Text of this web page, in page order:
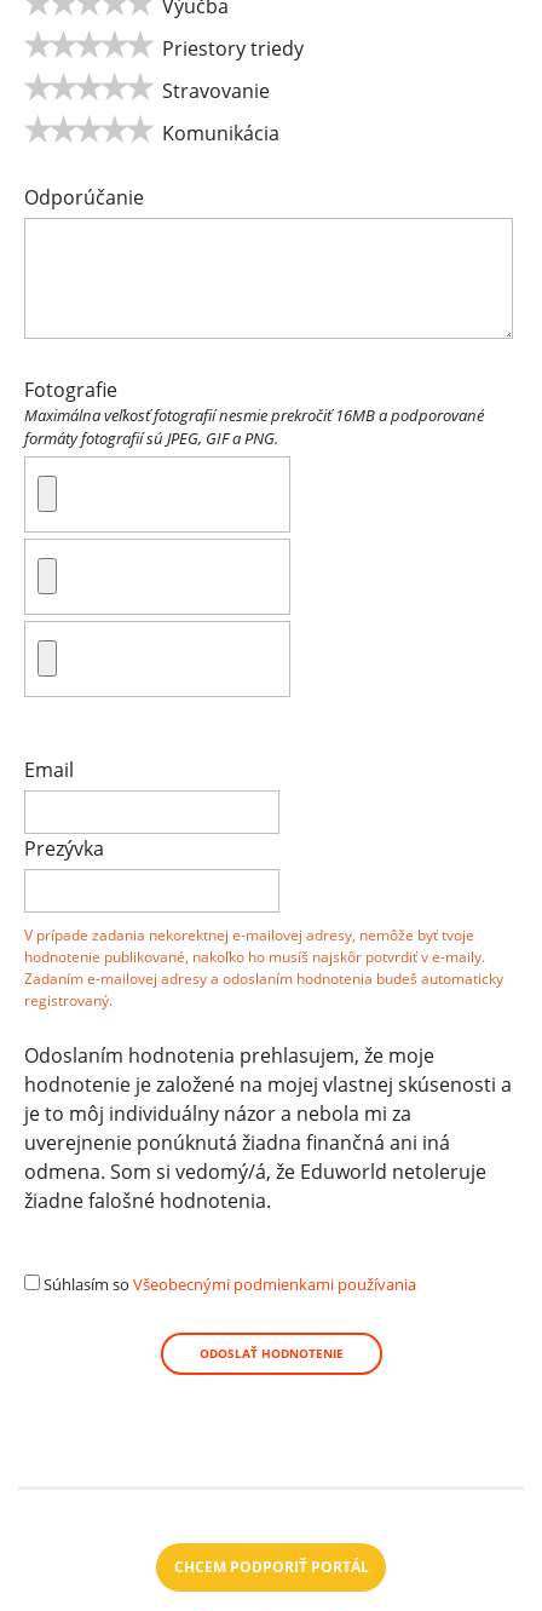
Výučba
Priestory triedy
Stravovanie
Komunikácia
Odporúčanie
Fotografie
Maximálna veľkosť fotografií nesmie prekročiť 16MB a podporované
formáty fotografií sú JPEG, GIF a PNG.
Email
Prezývka
V prípade zadania nekorektnej e-mailovej adresy, nemôže byť tvoje
hodnotenie publikované, nakoľko ho musíš najskôr potvrdiť v e-maily.
Zadaním e-mailovej adresy a odoslaním hodnotenia budeš automaticky
registrovaný.
Odoslaním hodnotenia prehlasujem, že moje
hodnotenie je založené na mojej vlastnej skúsenosti a
je to môj individuálny názor a nebola mi za
uverejnenie ponúknutá žiadna finančná ani iná
odmena. Som si vedomý/á, že Eduworld netoleruje
žiadne falošné hodnotenia.
Súhlasím so Všeobecnými podmienkami používania
ODOSLAŤ HODNOTENIE
CHCEM PODPORIŤ PORTÁL